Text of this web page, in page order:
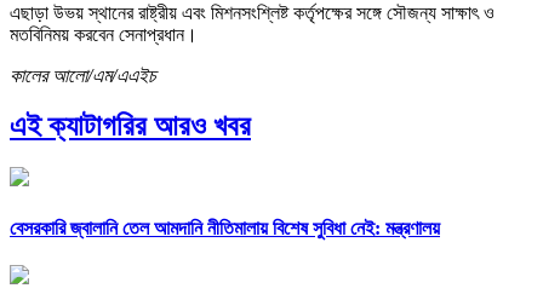
এছাড়া উভয় স্থানের রাষ্ট্রীয় এবং মিশনসংশ্লিষ্ট কর্তৃপক্ষের সঙ্গে সৌজন্য সাক্ষাৎ ও
মতবিনিময় করবেন সেনাপ্রধান।
কালের আলো/এম/এএইচ
এই ক্যাটাগরির আরও খবর
বেসরকারি জ্বালানি তেল আমদানি নীতিমালায় বিশেষ সুবিধা নেই: মন্ত্রণালয়